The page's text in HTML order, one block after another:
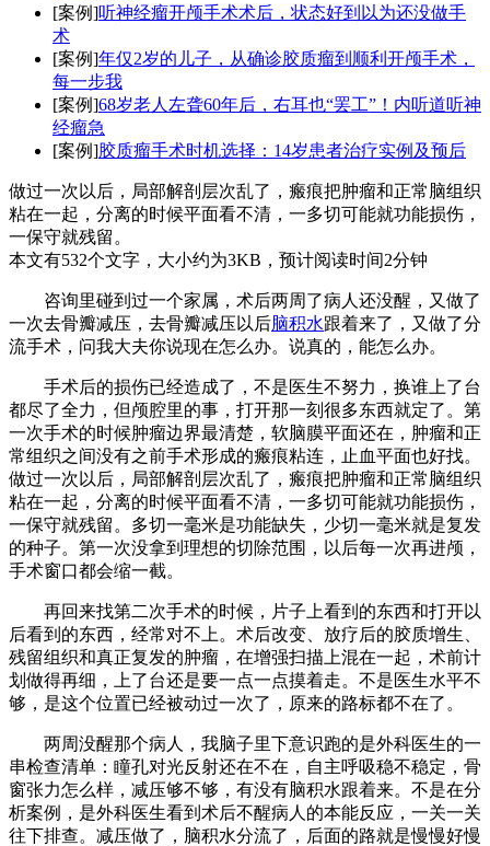
[案例]听神经瘤开颅手术术后，状态好到以为还没做手
术
[案例]年仅2岁的儿子，从确诊胶质瘤到顺利开颅手术，
每一步我
[案例]68岁老人左聋60年后，右耳也“罢工”！内听道听神
经瘤急
[案例]胶质瘤手术时机选择：14岁患者治疗实例及预后
做过一次以后，局部解剖层次乱了，瘢痕把肿瘤和正常脑组织
粘在一起，分离的时候平面看不清，一多切可能就功能损伤，
一保守就残留。
本文有532个文字，大小约为3KB，预计阅读时间2分钟
咨询里碰到过一个家属，术后两周了病人还没醒，又做了
一次去骨瓣减压，去骨瓣减压以后脑积水跟着来了，又做了分
流手术，问我大夫你说现在怎么办。说真的，能怎么办。
手术后的损伤已经造成了，不是医生不努力，换谁上了台
都尽了全力，但颅腔里的事，打开那一刻很多东西就定了。第
一次手术的时候肿瘤边界最清楚，软脑膜平面还在，肿瘤和正
常组织之间没有之前手术形成的瘢痕粘连，止血平面也好找。
做过一次以后，局部解剖层次乱了，瘢痕把肿瘤和正常脑组织
粘在一起，分离的时候平面看不清，一多切可能就功能损伤，
一保守就残留。多切一毫米是功能缺失，少切一毫米就是复发
的种子。第一次没拿到理想的切除范围，以后每一次再进颅，
手术窗口都会缩一截。
再回来找第二次手术的时候，片子上看到的东西和打开以
后看到的东西，经常对不上。术后改变、放疗后的胶质增生、
残留组织和真正复发的肿瘤，在增强扫描上混在一起，术前计
划做得再细，上了台还是要一点一点摸着走。不是医生水平不
够，是这个位置已经被动过一次了，原来的路标都不在了。
两周没醒那个病人，我脑子里下意识跑的是外科医生的一
串检查清单：瞳孔对光反射还在不在，自主呼吸稳不稳定，骨
窗张力怎么样，减压够不够，有没有脑积水跟着来。不是在分
析案例，是外科医生看到术后不醒病人的本能反应，一关一关
往下排查。减压做了，脑积水分流了，后面的路就是慢慢好慢